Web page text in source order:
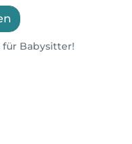
für Babysitter!